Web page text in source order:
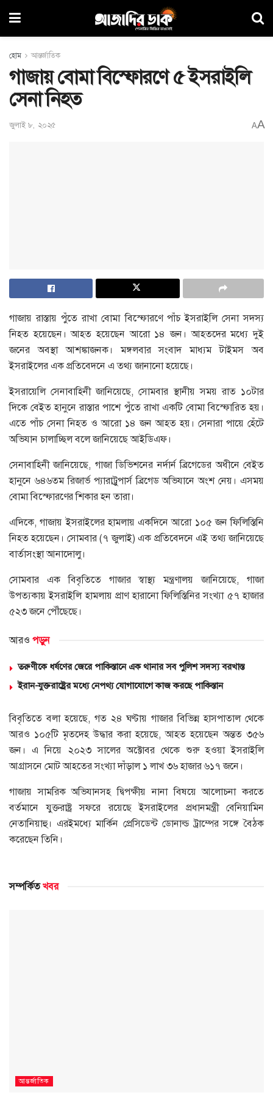
হোম আন্তর্জাতিক
গাজায় বোমা বিস্ফোরণে ৫ ইসরাইলি
সেনা নিহত
জুলাই ৮, ২০২৫ AA
গাজায় রাস্তায় পুঁতে রাখা বোমা বিস্ফোরণে পাঁচ ইসরাইলি সেনা সদস্য
নিহত হয়েছেন। আহত হয়েছেন আরো ১৪ জন। আহতদের মধ্যে দুই
জনের অবস্থা আশঙ্কাজনক। মঙ্গলবার সংবাদ মাধ্যম টাইমস অব
ইসরাইলের এক প্রতিবেদনে এ তথ্য জানানো হয়েছে।
ইসরায়েলি সেনাবাহিনী জানিয়েছে, সোমবার স্থানীয় সময় রাত ১০টার
দিকে বেইত হানুনে রাস্তার পাশে পুঁতে রাখা একটি বোমা বিস্ফোরিত হয়।
এতে পাঁচ সেনা নিহত ও আরো ১৪ জন আহত হয়। সেনারা পায়ে হেঁটে
অভিযান চালাচ্ছিল বলে জানিয়েছে আইডিএফ।
সেনাবাহিনী জানিয়েছে, গাজা ডিভিশনের নর্দার্ন ব্রিগেডের অধীনে বেইত
হানুনে ৬৪৬তম রিজার্ভ প্যারাট্রুপার্স ব্রিগেড অভিযানে অংশ নেয়। এসময়
বোমা বিস্ফোরণের শিকার হন তারা।
এদিকে, গাজায় ইসরাইলের হামলায় একদিনে আরো ১০৫ জন ফিলিস্তিনি
নিহত হয়েছেন। সোমবার (৭ জুলাই) এক প্রতিবেদনে এই তথ্য জানিয়েছে
বার্তাসংস্থা আনাদোলু।
সোমবার এক বিবৃতিতে গাজার স্বাস্থ্য মন্ত্রণালয় জানিয়েছে, গাজা
উপত্যকায় ইসরাইলি হামলায় প্রাণ হারানো ফিলিস্তিনির সংখ্যা ৫৭ হাজার
৫২৩ জনে পৌঁছেছে।
আরও পড়ুন
তরুণীকে ধর্ষণের জেরে পাকিস্তানে এক থানার সব পুলিশ সদস্য বরখাস্ত
ইরান-যুক্তরাষ্ট্রের মধ্যে নেপথ্য যোগাযোগে কাজ করছে পাকিস্তান
বিবৃতিতে বলা হয়েছে, গত ২৪ ঘণ্টায় গাজার বিভিন্ন হাসপাতাল থেকে
আরও ১০৫টি মৃতদেহ উদ্ধার করা হয়েছে, আহত হয়েছেন অন্তত ৩৫৬
জন। এ নিয়ে ২০২৩ সালের অক্টোবর থেকে শুরু হওয়া ইসরাইলি
আগ্রাসনে মোট আহতের সংখ্যা দাঁড়াল ১ লাখ ৩৬ হাজার ৬১৭ জনে।
গাজায় সামরিক অভিযানসহ দ্বিপক্ষীয় নানা বিষয়ে আলোচনা করতে
বর্তমানে যুক্তরাষ্ট্র সফরে রয়েছে ইসরাইলের প্রধানমন্ত্রী বেনিয়ামিন
নেতানিয়াহু। এরইমধ্যে মার্কিন প্রেসিডেন্ট ডোনাল্ড ট্রাম্পের সঙ্গে বৈঠক
করেছেন তিনি।
সম্পর্কিতখবর
আন্তর্জাতিক